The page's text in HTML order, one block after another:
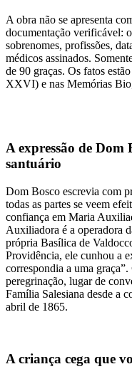
A obra não se apresenta
documentação verificável:
sobrenomes, profissões,
médicos assinados.
de 90 graças. Os fatos
XXVI) e nas Memórias
A expressão de Dom
santuário
Dom Bosco escrevia com
todas as partes se veem
confiança em Maria
Auxiliadora é a operadora
própria Basílica de
Providência, ele cunhou a
correspondia a uma
peregrinação, lugar de
Família Salesiana desde a
abril de 1865.
A criança cega que